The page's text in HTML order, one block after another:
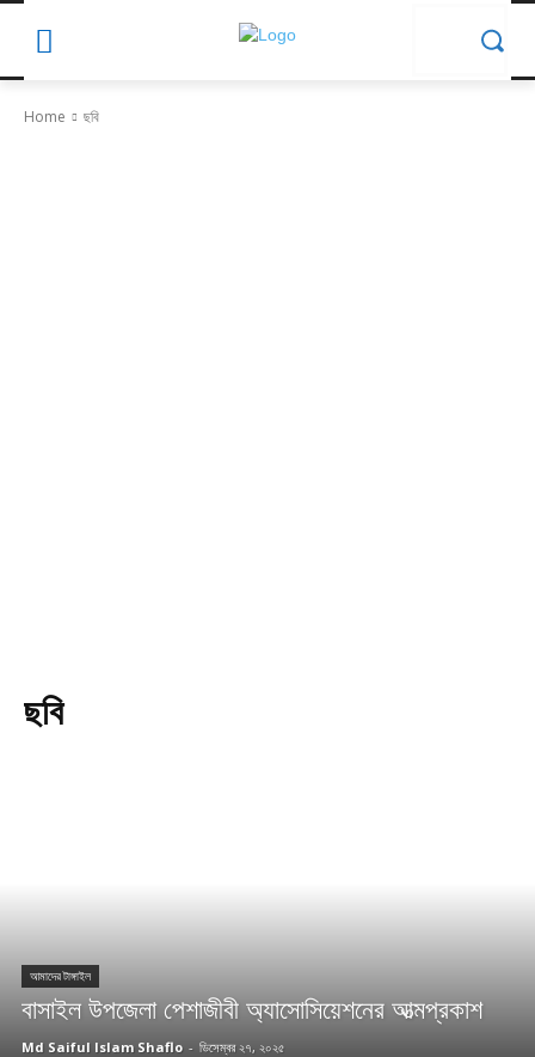
Home ছবি
ছবি
আমাদের টাঙ্গাইল
বাসাইল উপজেলা পেশাজীবী অ্যাসোসিয়েশনের আত্মপ্রকাশ
Md Saiful Islam Shaflo - ডিসেম্বর ২৭, ২০২৫